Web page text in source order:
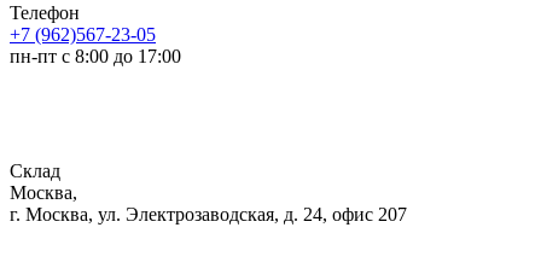
Телефон
+7 (962)567-23-05
пн-пт с 8:00 до 17:00
Склад
Москва,
г. Москва, ул. Электрозаводская, д. 24, офис 207